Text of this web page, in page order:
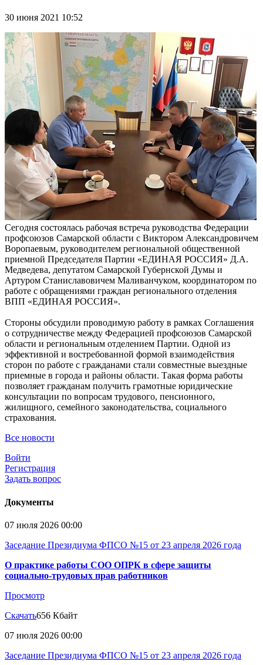
30 июня 2021 10:52
Сегодня состоялась рабочая встреча руководства Федерации
профсоюзов Самарской области с Виктором Александровичем
Воропаевым, руководителем региональной общественной
приемной Председателя Партии «ЕДИНАЯ РОССИЯ» Д.А.
Медведева, депутатом Самарской Губернской Думы и
Артуром Станиславовичем Маливанчуком, координатором по
работе с обращениями граждан регионального отделения
ВПП «ЕДИНАЯ РОССИЯ».
Стороны обсудили проводимую работу в рамках Соглашения
о сотрудничестве между Федерацией профсоюзов Самарской
области и региональным отделением Партии. Одной из
эффективной и востребованной формой взаимодействия
сторон по работе с гражданами стали совместные выездные
приемные в города и районы области. Такая форма работы
позволяет гражданам получить грамотные юридические
консультации по вопросам трудового, пенсионного,
жилищного, семейного законодательства, социального
страхования.
Все новости
Войти
Регистрация
Задать вопрос
Документы
07 июля 2026 00:00
Заседание Президиума ФПСО №15 от 23 апреля 2026 года
О практике работы СОО ОПРК в сфере защиты
социально-трудовых прав работников
Просмотр
Скачать656 Кбайт
07 июля 2026 00:00
Заседание Президиума ФПСО №15 от 23 апреля 2026 года